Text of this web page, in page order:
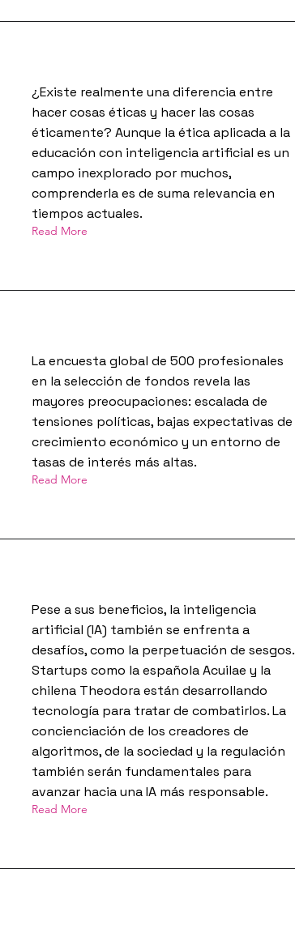
¿Existe realmente una diferencia entre
hacer cosas éticas y hacer las cosas
éticamente? Aunque la ética aplicada a la
educación con inteligencia artificial es un
campo inexplorado por muchos,
comprenderla es de suma relevancia en
tiempos actuales.
Read More
La encuesta global de 500 profesionales
en la selección de fondos revela las
mayores preocupaciones: escalada de
tensiones políticas, bajas expectativas de
crecimiento económico y un entorno de
tasas de interés más altas.
Read More
Pese a sus beneficios, la inteligencia
artificial (IA) también se enfrenta a
desafíos, como la perpetuación de sesgos.
Startups como la española Acuilae y la
chilena Theodora están desarrollando
tecnología para tratar de combatirlos. La
concienciación de los creadores de
algoritmos, de la sociedad y la regulación
también serán fundamentales para
avanzar hacia una IA más responsable.
Read More